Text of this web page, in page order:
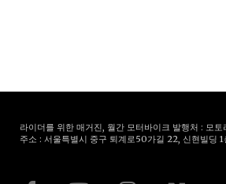
라이더를 위한 매거진, 월간 모터바이크 발행처 : 모
주소 : 서울특별시 중구 퇴계로50가길 22, 신현빌딩